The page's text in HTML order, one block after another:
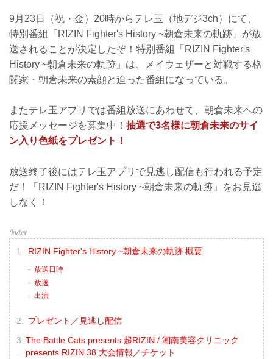
9月23日（祝・金）20時からテレ玉（地デジ3ch）にて、
特別番組「RIZIN Fighter's History ~朝倉未来の軌跡」が放
送されることが決定したぞ！特別番組「RIZIN Fighter's
History ~朝倉未来の軌跡」は、メイウェザーと対戦する格
闘家・朝倉未来の素顔と迫った番組になっている。
またテレ玉アプリでは番組放送にあわせて、朝倉未来への
応援メッセージを募集中！ 抽選で3名様に朝倉未来のサイ
ン入り色紙をプレゼント！
放送終了後にはテレ玉アプリで見逃し配信も行われる予定
だ！「RIZIN Fighter's History ~朝倉未来の軌跡」をお見逃
しなく！
RIZIN Fighter's History ~朝倉未来の軌跡 概要
放送日時
放送
出演
プレゼント／見逃し配信
The Battle Cats presents 超RIZIN / 湘南美容クリニック
presents RIZIN.38 大会情報／チケット